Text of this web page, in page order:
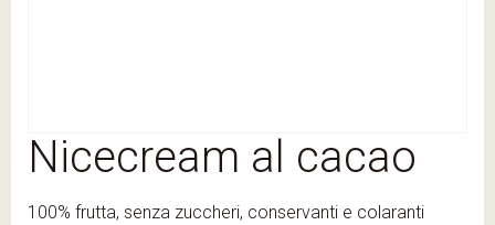
Nicecream al cacao
100% frutta, senza zuccheri, conservanti e colaranti